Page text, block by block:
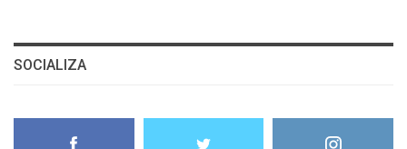
SOCIALIZA